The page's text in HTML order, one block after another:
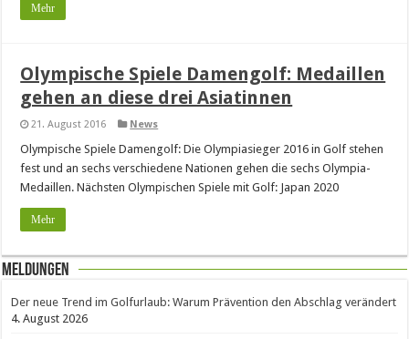
Mehr
Olympische Spiele Damengolf: Medaillen
gehen an diese drei Asiatinnen
21. August 2016 News
Olympische Spiele Damengolf: Die Olympiasieger 2016 in Golf stehen
fest und an sechs verschiedene Nationen gehen die sechs Olympia-
Medaillen. Nächsten Olympischen Spiele mit Golf: Japan 2020
Mehr
Meldungen
Der neue Trend im Golfurlaub: Warum Prävention den Abschlag verändert
4. August 2026